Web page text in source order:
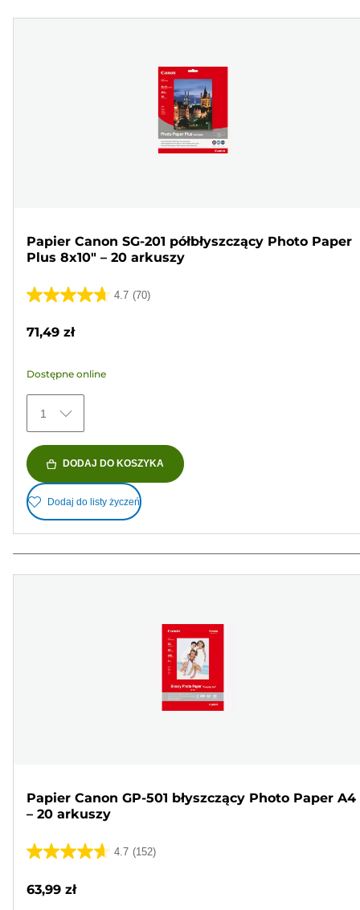
Papier Canon SG-201 półbłyszczący Photo Paper
Plus 8x10" – 20 arkuszy
4.7 (70)
4.7
70
Recenzji
71,49 zł
Dostępne online
1
DODAJ DO KOSZYKA
Dodaj do listy życzeń
Papier Canon GP-501 błyszczący Photo Paper A4
– 20 arkuszy
4.7 (152)
4.7
5
63,99 zł